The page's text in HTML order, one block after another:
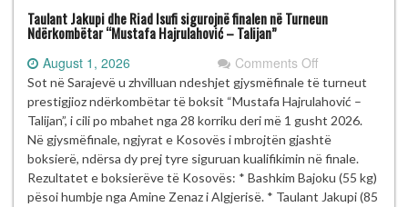
Taulant Jakupi dhe Riad Isufi sigurojnë finalen në Turneun
Ndërkombëtar “Mustafa Hajrulahović – Talijan”
August 1, 2026 Comments Offon
Taulant
Jakupi
dhe
Riad
Isufi
sigurojnë
finalen
Sot në Sarajevë u zhvilluan ndeshjet gjysmëfinale të turneut
prestigjioz ndërkombëtar të boksit “Mustafa Hajrulahović –
Talijan”, i cili po mbahet nga 28 korriku deri më 1 gusht 2026.
Në gjysmëfinale, ngjyrat e Kosovës i mbrojtën gjashtë
boksierë, ndërsa dy prej tyre siguruan kualifikimin në finale.
Rezultatet e boksierëve të Kosovës: * Bashkim Bajoku (55 kg)
pësoi humbje nga Amine Zenaz i Algjerisë. * Taulant Jakupi (85